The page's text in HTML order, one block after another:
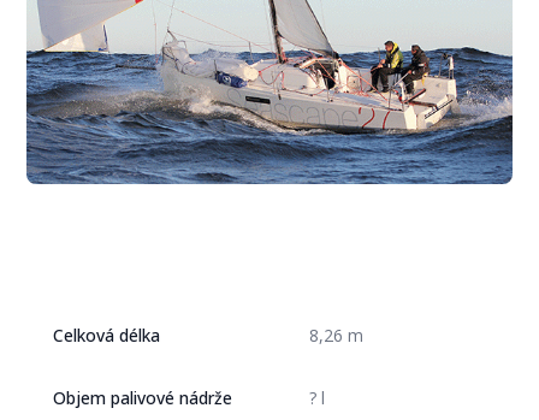
Celková délka 8,26 m
Objem palivové nádrže ? l